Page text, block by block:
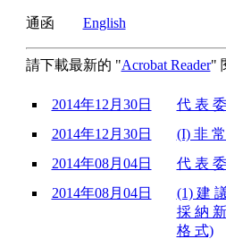
通函 English
請下載最新的 "Acrobat Reader"
2014年12月30日
代 表
2014年12月30日
(I) 非
2014年08月04日
代 表
2014年08月04日
(1) 建
採 納
格 式)